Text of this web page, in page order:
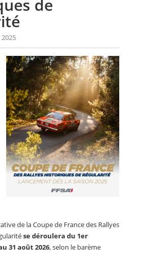
de
de la Coupe de France des Rallyes
se déroulera du 1er
31 août 2026, selon le barème